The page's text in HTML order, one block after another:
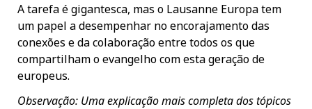
A tarefa é gigantesca, mas o Lausanne Europa tem
um papel a desempenhar no encorajamento das
conexões e da colaboração entre todos os que
compartilham o evangelho com esta geração de
europeus.
Observação: Uma explicação mais completa dos tópicos